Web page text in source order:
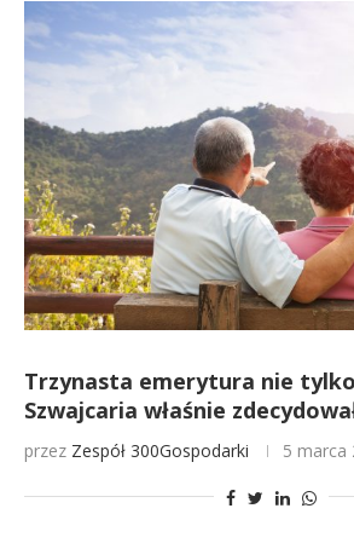
Trzynasta emerytura nie
Szwajcaria właśnie
przez Zespół 300Gospodarki 5 marca